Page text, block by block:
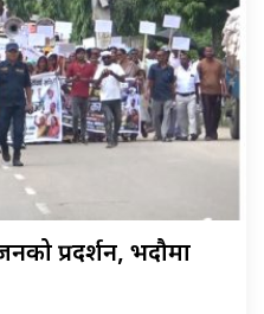
प्रदर्शन, भदौमा